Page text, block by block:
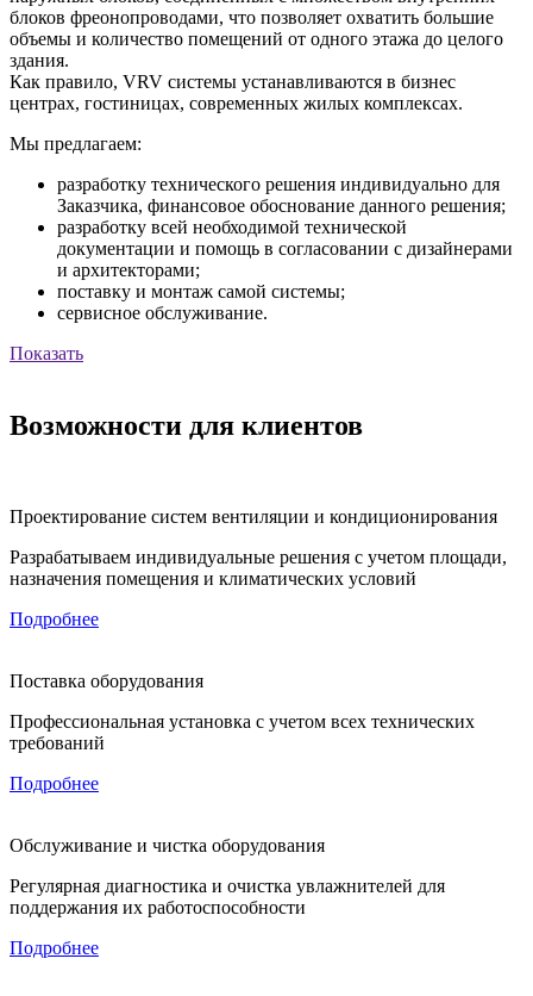
блоков фреонопроводами, что позволяет охватить большие
объемы и количество помещений от одного этажа до целого
здания.
Как правило, VRV системы устанавливаются в бизнес
центрах, гостиницах, современных жилых комплексах.
Мы предлагаем:
разработку технического решения индивидуально для
Заказчика, финансовое обоснование данного решения;
разработку всей необходимой технической
документации и помощь в согласовании с дизайнерами
и архитекторами;
поставку и монтаж самой системы;
сервисное обслуживание.
Показать
Возможности для клиентов
Проектирование систем вентиляции и кондиционирования
Разрабатываем индивидуальные решения с учетом площади,
назначения помещения и климатических условий
Подробнее
Поставка оборудования
Профессиональная установка с учетом всех технических
требований
Подробнее
Обслуживание и чистка оборудования
Регулярная диагностика и очистка увлажнителей для
поддержания их работоспособности
Подробнее